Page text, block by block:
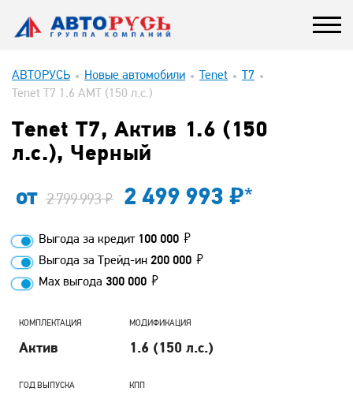
АВТОРУСЬ Новые автомобили Tenet
T7
Tenet T7 1.6 AMT (150 л.с.)
Tenet T7, Актив 1.6 (150
л.с.), Черный
от 2 799 993 2 499 993 *
Выгода за кредит 100 000
Выгода за Трейд-ин 200 000
Max выгода 300 000
КОМПЛЕКТАЦИЯ
Актив
МОДИФИКАЦИЯ
1.6 (150 л.с.)
ГОД ВЫПУСКА КПП